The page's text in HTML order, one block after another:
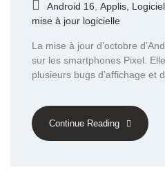
Android 16, Applis,
mise à jour logicielle
La mise à jour d’octobre
sur les smartphones Pixel.
plusieurs bugs d’affichage et
Continue Reading